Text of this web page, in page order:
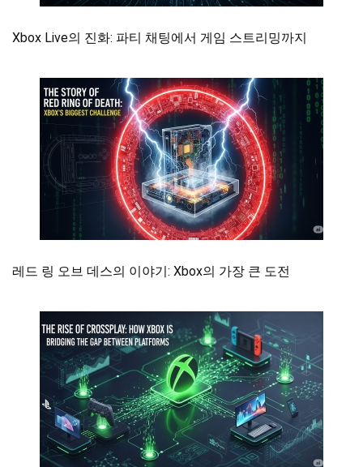
Xbox Live의 진화: 파티 채팅에서 게임 스트리밍까지
레드 링 오브 데스의 이야기: Xbox의 가장 큰 도전